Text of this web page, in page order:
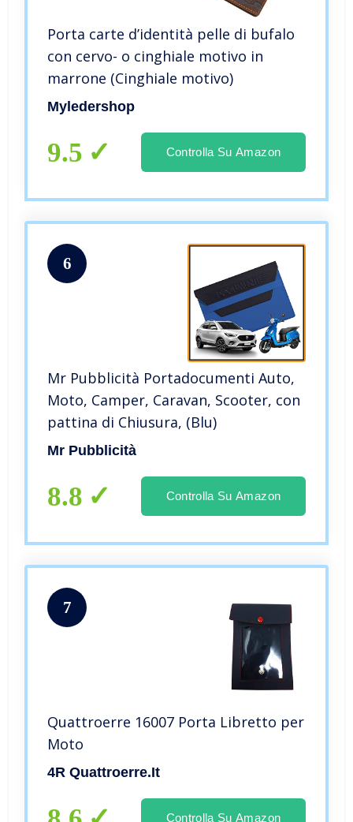
Porta carte d’identità pelle di bufalo
con cervo- o cinghiale motivo in
marrone (Cinghiale motivo)
Myledershop
9.5 Controlla Su Amazon
6
Mr Pubblicità Portadocumenti Auto,
Moto, Camper, Caravan, Scooter, con
pattina di Chiusura, (Blu)
Mr Pubblicità
8.8 Controlla Su Amazon
7
Quattroerre 16007 Porta Libretto per
Moto
4R Quattroerre.it
Controlla Su Amazon